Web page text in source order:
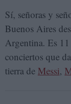
Sí, señoras y
Buenos Aires
Argentina. Es
conciertos que
tierra de Messi,